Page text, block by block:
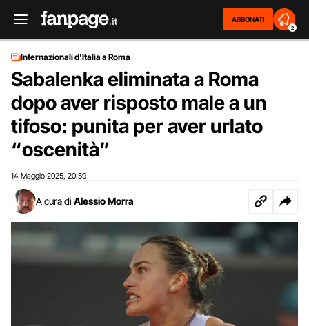
ABBONATI
2
Internazionali d'Italia a Roma
Sabalenka eliminata a Roma
dopo aver risposto male a un
tifoso: punita per aver urlato
“oscenità”
14 Maggio 2025 20:59
A cura di Alessio Morra